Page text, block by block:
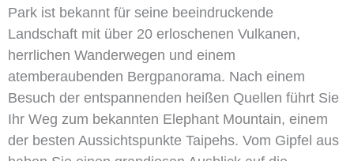
Park ist bekannt für seine beeindruckende
Landschaft mit über 20 erloschenen Vulkanen,
herrlichen Wanderwegen und einem
atemberaubenden Bergpanorama. Nach einem
Besuch der entspannenden heißen Quellen führt Sie
Ihr Weg zum bekannten Elephant Mountain, einem
der besten Aussichtspunkte Taipehs. Vom Gipfel aus